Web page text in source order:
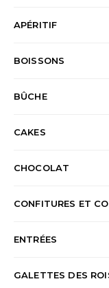
APÉRITIF
BOISSONS
BÛCHE
CAKES
CHOCOLAT
CONFITURES ET
ENTRÉES
GALETTES DES